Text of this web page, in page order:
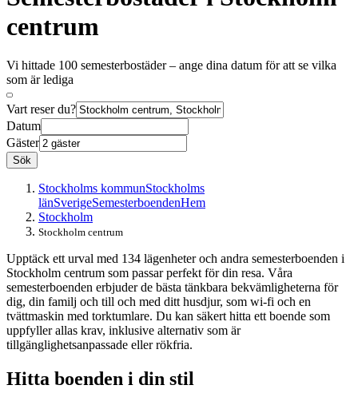
centrum
Vi hittade 100 semesterbostäder – ange dina datum för att se vilka
som är lediga
Vart reser du?
Datum
Gäster
Sök
Stockholms kommunStockholms
länSverigeSemesterboendenHem
Stockholm
Stockholm centrum
Upptäck ett urval med 134 lägenheter och andra semesterboenden i
Stockholm centrum som passar perfekt för din resa. Våra
semesterboenden erbjuder de bästa tänkbara bekvämligheterna för
dig, din familj och till och med ditt husdjur, som wi-fi och en
tvättmaskin med torktumlare. Du kan säkert hitta ett boende som
uppfyller allas krav, inklusive alternativ som är
tillgänglighetsanpassade eller rökfria.
Hitta boenden i din stil